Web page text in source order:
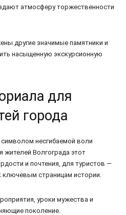
атмосферу торжественности
другие значимые памятники и
насыщенную экскурсионную
для
города
несгибаемой воли
жителей Волгограда этот
и почтения, для туристов —
ключевым страницам истории.
уроки мужества и
поколение.